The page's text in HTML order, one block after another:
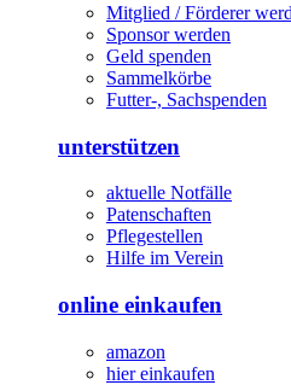
Mitglied / Förderer
Sponsor werden
Geld spenden
Sammelkörbe
Futter-, Sachspenden
unterstützen
aktuelle Notfälle
Patenschaften
Pflegestellen
Hilfe im Verein
online einkaufen
amazon
hier einkaufen